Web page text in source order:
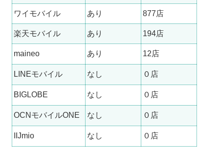
ワイモバイル あり 877店
楽天モバイル あり 194店
maineo あり 12店
LINEモバイル なし ０店
BIGLOBE なし ０店
OCNモバイルONE なし ０店
IIJmio なし ０店